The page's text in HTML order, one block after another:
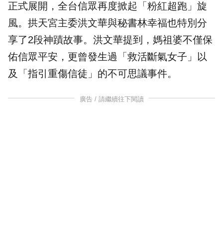
正式展開，全台信眾再度掀起「粉紅超跑」旋
風。拱天宮主委洪文華與秘書林幸福也特別分
享了2段神蹟故事。洪文華提到，媽祖婆不僅保
佑信眾平安，更曾發生過「救活斷氣女子」以
及「指引重傷信徒」的不可思議事件。
廣告 / 請繼續往下閱讀